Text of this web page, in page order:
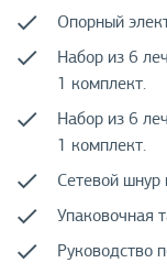
Опорный
Набор из 6
1 комплект.
Набор из 6
1 комплект.
Сетевой
Упаковочная
Руководство